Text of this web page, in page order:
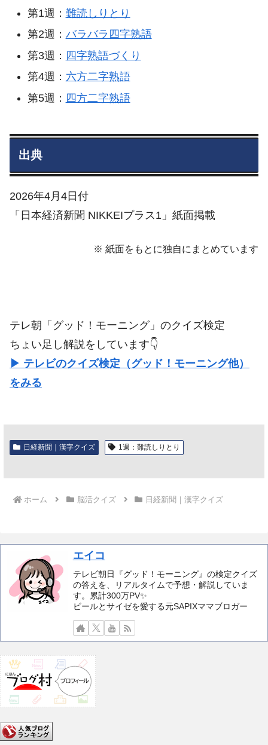
第1週： 難読しりとり
第2週： バラバラ四字熟語
第3週： 四字熟語づくり
第4週： 六方二字熟語
第5週： 四方二字熟語
出典
2026年4月4日付
「日本経済新聞 NIKKEIプラス1」紙面掲載
※ 紙面をもとに独自にまとめています
テレ朝「グッド！モーニング」のクイズ検定
ちょい足し解説をしています👇️
▶ テレビのクイズ検定（グッド！モーニング他）
をみる
日経新聞｜漢字クイズ 1週：難読しりとり
ホーム 脳活クイズ 日経新聞｜漢字クイズ
エイコ
テレビ朝日『グッド！モーニング』の検定クイズ
の答えを、リアルタイムで予想・解説していま
す。累計300万PV✨️
ビールとサイゼを愛する元SAPIXママブロガー